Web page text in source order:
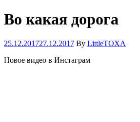
Во какая дорога
25.12.201727.12.2017 By LittleTOXA
Новое видео в Инстаграм